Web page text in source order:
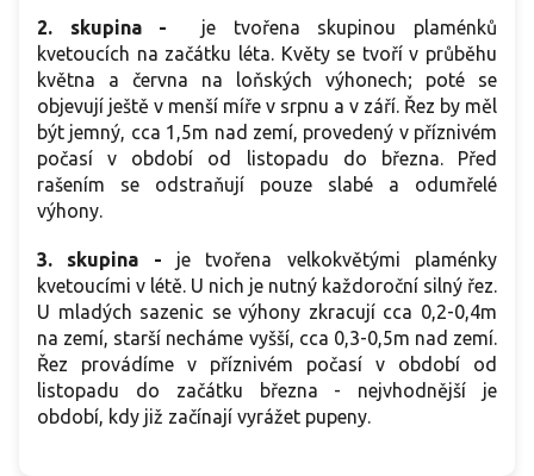
2. skupina -
je tvořena skupinou plaménků
kvetoucích na začátku léta. Květy se tvoří v průběhu
května a června na loňských výhonech; poté se
objevují ještě v menší míře v srpnu a v září. Řez by měl
být jemný, cca 1,5m nad zemí, provedený v příznivém
počasí v období od listopadu do března. Před
rašením se odstraňují pouze slabé a odumřelé
výhony.
3. skupina - je tvořena velkokvětými plaménky
kvetoucími v létě. U nich je nutný každoroční silný řez.
U mladých sazenic se výhony zkracují cca 0,2-0,4m
na zemí, starší necháme vyšší, cca 0,3-0,5m nad zemí.
Řez provádíme v příznivém počasí v období od
listopadu do začátku března - nejvhodnější je
období, kdy již začínají vyrážet pupeny.